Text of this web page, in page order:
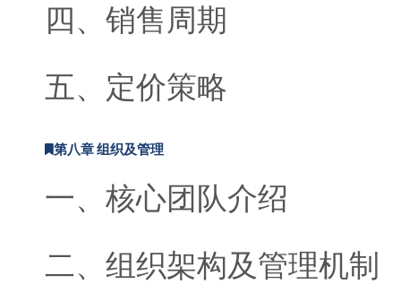
四、销售周期
五、定价策略
第八章 组织及管理
一、核心团队介绍
二、组织架构及管理机制